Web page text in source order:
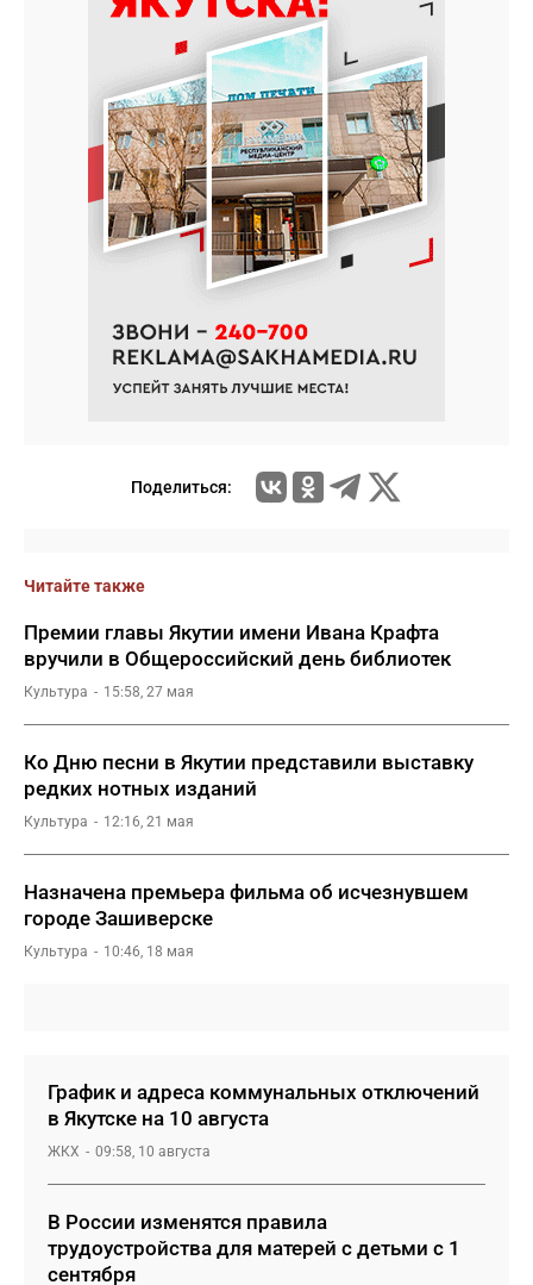
Поделиться:
Читайте также
Премии главы Якутии имени Ивана Крафта
вручили в Общероссийский день библиотек
Культура 15:58, 27 мая
Ко Дню песни в Якутии представили выставку
редких нотных изданий
Культура 12:16, 21 мая
Назначена премьера фильма об исчезнувшем
городе Зашиверске
Культура 10:46, 18 мая
График и адреса коммунальных отключений
в Якутске на 10 августа
ЖКХ 09:58, 10 августа
В России изменятся правила
трудоустройства для матерей с детьми с 1
сентября